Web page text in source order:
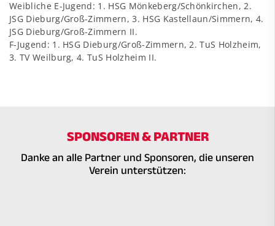
Weibliche E-Jugend: 1. HSG Mönkeberg/Schönkirchen, 2.
JSG Dieburg/Groß-Zimmern, 3. HSG Kastellaun/Simmern, 4.
JSG Dieburg/Groß-Zimmern II.
F-Jugend: 1. HSG Dieburg/Groß-Zimmern, 2. TuS Holzheim,
3. TV Weilburg, 4. TuS Holzheim II.
SPONSOREN & PARTNER
Danke an alle Partner und Sponsoren, die unseren
Verein unterstützen: